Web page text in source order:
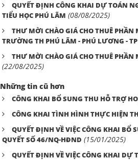
QUYẾT ĐỊNH CÔNG KHAI DỰ TOÁN
TIỂU HỌC PHÚ LÃM (08/08/2025)
THƯ MỜI CHÀO GIÁ CHO THUÊ PHẦN
TRƯỜNG TH PHÚ LÃM - PHÚ LƯƠNG -
THƯ MỜI CHÀO GIÁ CHO THUÊ PHẦN
(22/08/2025)
Những tin cũ hơn
CÔNG KHAI BỔ SUNG THU HỖ TRỢ
CÔNG KHAI TÌNH HÌNH THỰC HIỆN
QUYẾT ĐỊNH VỀ VIỆC CÔNG KHAI BỔ
QUYẾT SỐ 46/NQ-HĐND (15/01/2025)
QUYẾT ĐỊNH VỀ VIỆC CÔNG KHAI DỰ